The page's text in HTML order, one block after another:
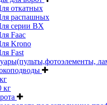
откатных
распашных
серии BX
Faac
Krono
Fast
кг